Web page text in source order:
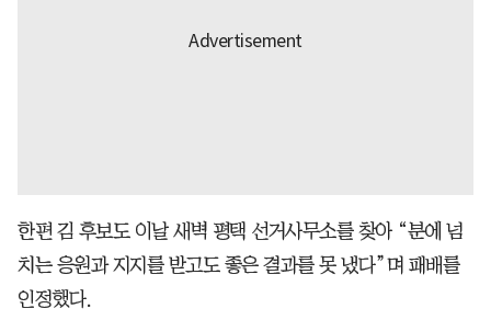
한편 김 후보도 이날 새벽 평택 선거사무소를 찾아 “분에 넘
치는 응원과 지지를 받고도 좋은 결과를 못 냈다”며 패배를
인정했다.